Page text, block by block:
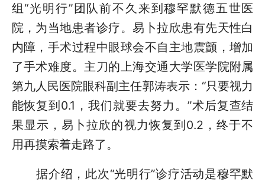
组“光明行”团队前不久来到穆罕默德五世医
院，为当地患者诊疗。易卜拉欣患有先天性白
内障，手术过程中眼球会不自主地震颤，增加
了手术难度。主刀的上海交通大学医学院附属
第九人民医院眼科副主任郭涛表示：“只要视力
能恢复到0.1，我们就要去努力。”术后复查结
果显示，易卜拉欣的视力恢复到0.2，终于不
用再摸索着走路了。
据介绍，此次“光明行”诊疗活动是穆罕默